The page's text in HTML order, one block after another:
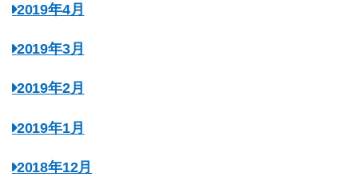
2019年4月
2019年3月
2019年2月
2019年1月
2018年12月